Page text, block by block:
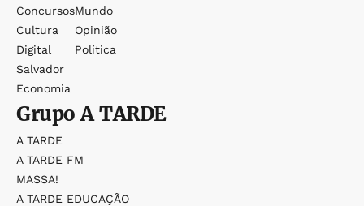
Concursos
Cultura
Digital
Salvador
Economia
Mundo
Opinião
Política
GrupoA TARDE
A TARDE
A TARDE FM
MASSA!
A TARDE EDUCAÇÃO